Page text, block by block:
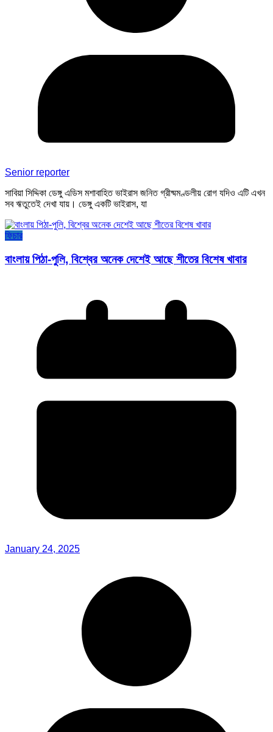
Senior reporter
সাবিয়া সিদ্দিকা ডেঙ্গু এডিস মশাবাহিত ভাইরাস জনিত গ্রীষ্মমণ্ডলীয় রোগ যদিও এটি এখন
সব ঋতুতেই দেখা যায়। ডেঙ্গু একটি ভাইরাস, যা
ফিচার
বাংলায় পিঠা-পুলি, বিশ্বের অনেক দেশেই আছে শীতের বিশেষ খাবার
January 24, 2025